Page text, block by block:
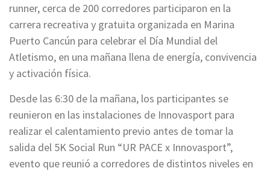
runner, cerca de 200 corredores participaron en la
carrera recreativa y gratuita organizada en Marina
Puerto Cancún para celebrar el Día Mundial del
Atletismo, en una mañana llena de energía, convivencia
y activación física.
Desde las 6:30 de la mañana, los participantes se
reunieron en las instalaciones de Innovasport para
realizar el calentamiento previo antes de tomar la
salida del 5K Social Run “UR PACE x Innovasport”,
evento que reunió a corredores de distintos niveles en